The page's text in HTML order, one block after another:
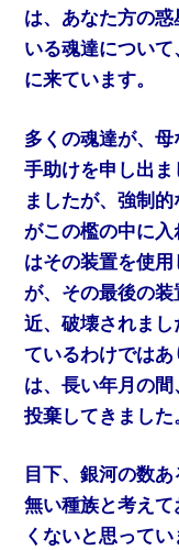
は、あなた方の
いる魂達につい
に来ています。
多くの魂達が、
手助けを申し出
ましたが、強制
がこの檻の中に
はその装置を使
が、その最後の
近、破壊されま
ているわけでは
は、長い年月の
投棄してきました
目下、銀河の数
無い種族と考え
くないと思って